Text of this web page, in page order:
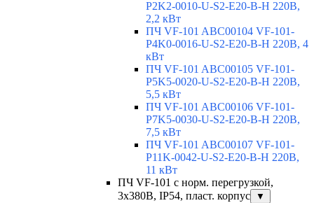
P2K2-0010-U-S2-E20-B-H 220В,
2,2 кВт
ПЧ VF-101 ABC00104 VF-101-
P4K0-0016-U-S2-E20-B-H 220В, 4
кВт
ПЧ VF-101 ABC00105 VF-101-
P5K5-0020-U-S2-E20-B-H 220В,
5,5 кВт
ПЧ VF-101 ABC00106 VF-101-
P7K5-0030-U-S2-E20-B-H 220В,
7,5 кВт
ПЧ VF-101 ABC00107 VF-101-
P11K-0042-U-S2-E20-B-H 220В,
11 кВт
ПЧ VF-101 с норм. перегрузкой,
3х380В, IP54, пласт. корпус
▼